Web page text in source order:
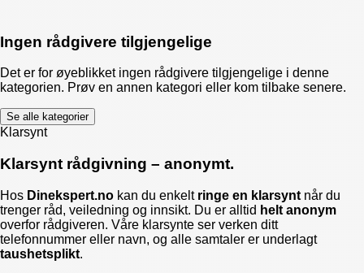
Ingen rådgivere tilgjengelige
Det er for øyeblikket ingen rådgivere tilgjengelige i denne
kategorien. Prøv en annen kategori eller kom tilbake senere.
Se alle kategorier
Klarsynt
Klarsynt rådgivning – anonymt.
Hos Dinekspert.no kan du enkelt ringe en klarsynt når du
trenger råd, veiledning og innsikt. Du er alltid helt anonym
overfor rådgiveren. Våre klarsynte ser verken ditt
telefonnummer eller navn, og alle samtaler er underlagt
taushetsplikt.